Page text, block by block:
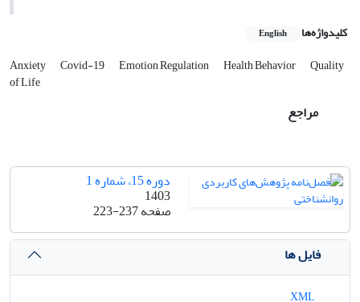
کلیدواژه‌ها English
Anxiety Covid-19 Emotion Regulation Health Behavior Quality
of Life
مراجع
دوره 15، شماره 1
1403
صفحه223-237
فایل ها